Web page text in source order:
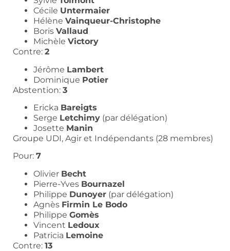
Cécile Untermaier
Hélène Vainqueur-Christophe
Boris Vallaud
Michèle Victory
Contre: 2
Jérôme Lambert
Dominique Potier
Abstention: 3
Ericka Bareigts
Serge Letchimy (par délégation)
Josette Manin
Groupe UDI, Agir et Indépendants (28 membres)
Pour: 7
Olivier Becht
Pierre-Yves Bournazel
Philippe Dunoyer (par délégation)
Agnès Firmin Le Bodo
Philippe Gomès
Vincent Ledoux
Patricia Lemoine
Contre: 13